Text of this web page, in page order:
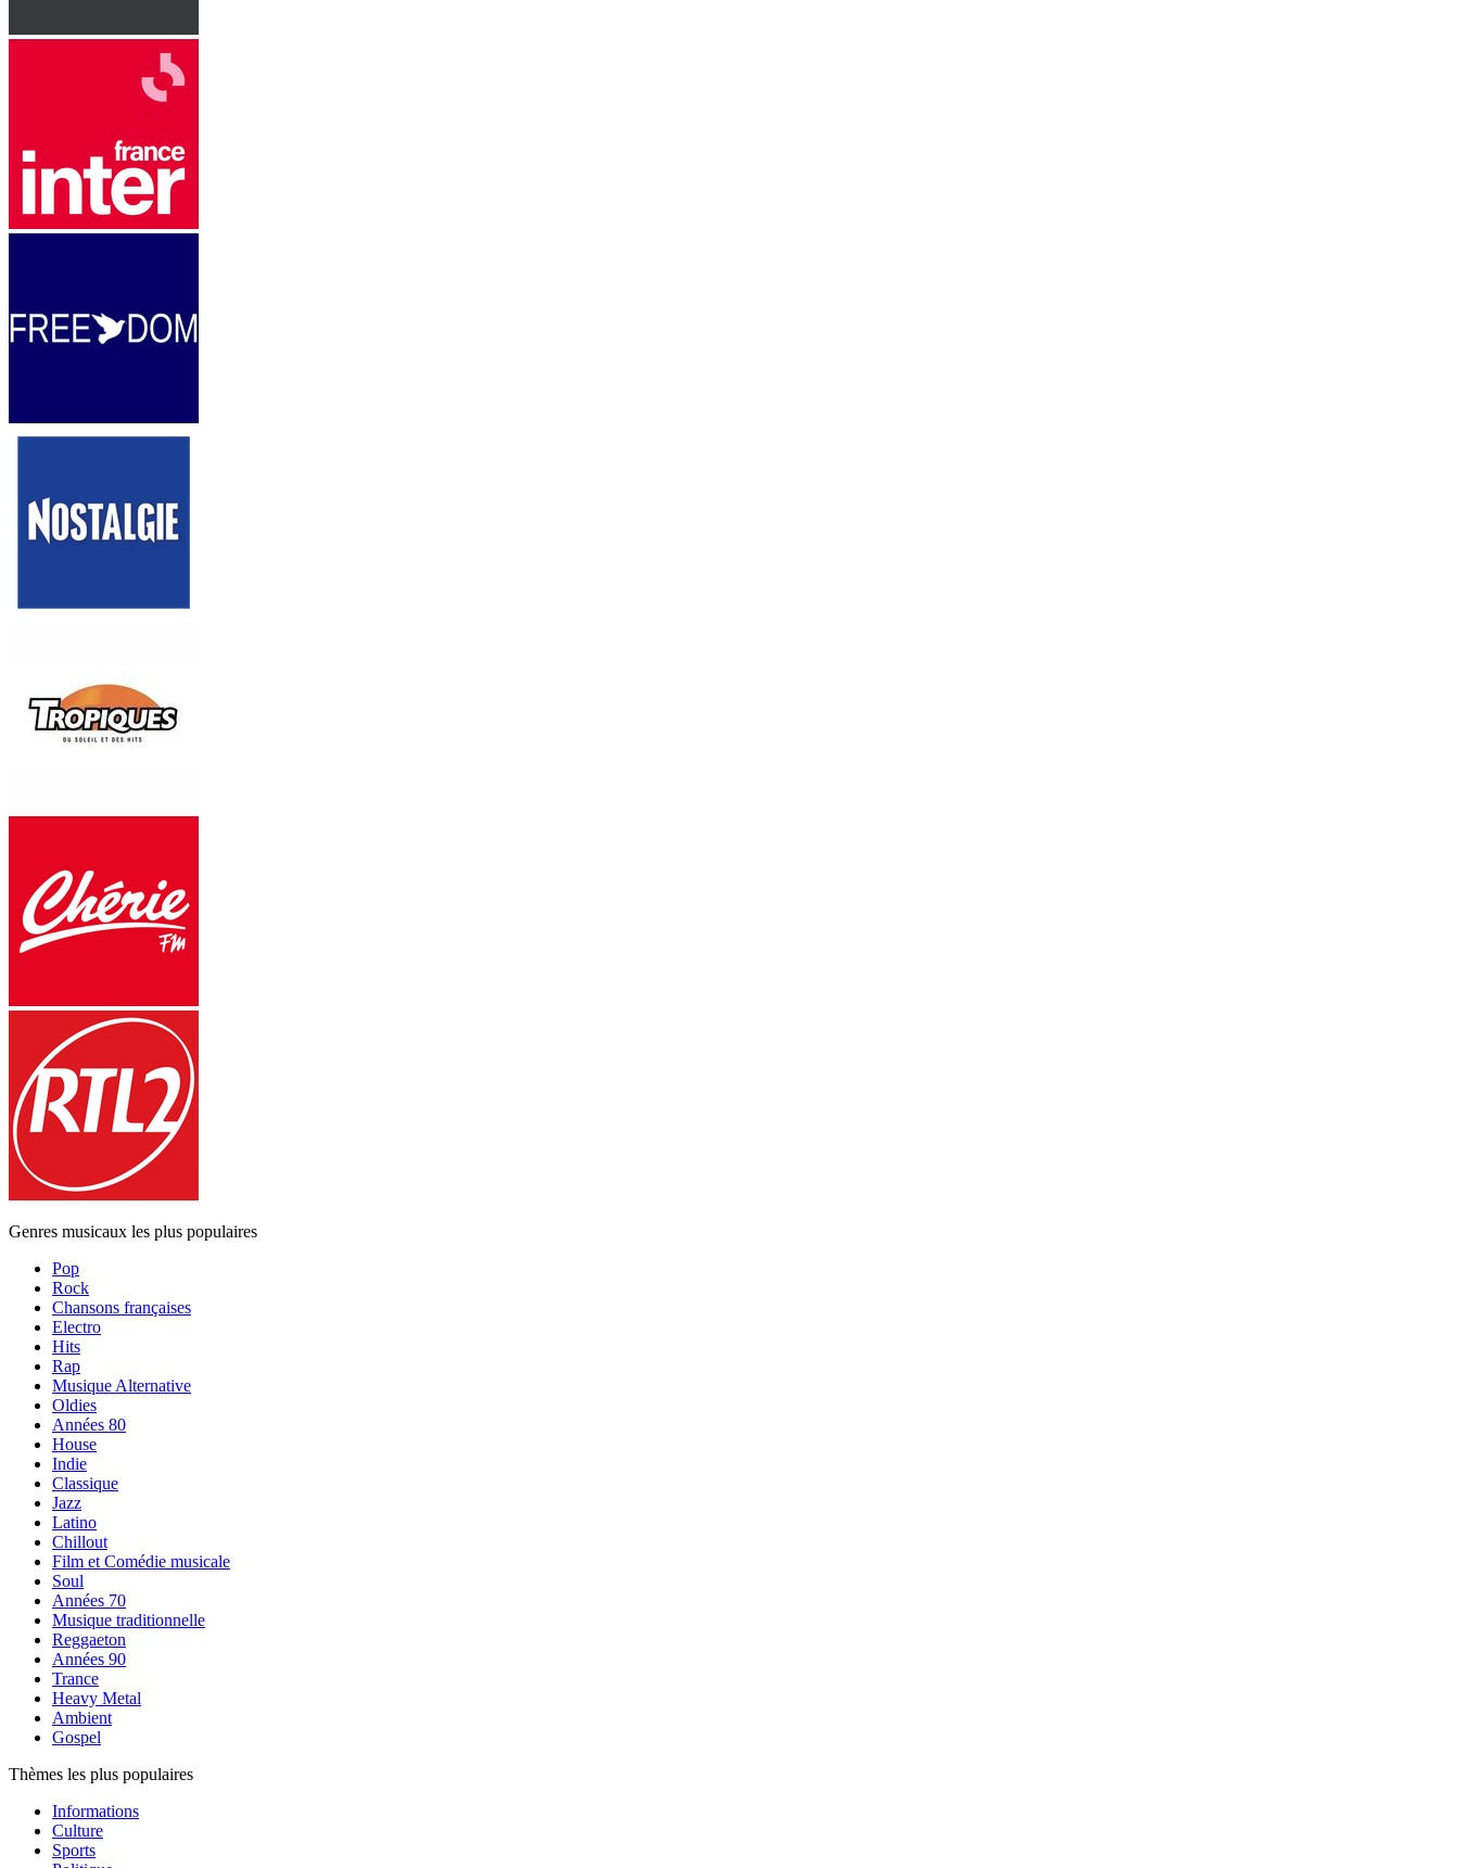
Genres musicaux les plus populaires
Pop
Rock
Chansons françaises
Electro
Hits
Rap
Musique Alternative
Oldies
Années 80
House
Indie
Classique
Jazz
Latino
Chillout
Film et Comédie musicale
Soul
Années 70
Musique traditionnelle
Reggaeton
Années 90
Trance
Heavy Metal
Ambient
Gospel
Thèmes les plus populaires
Informations
Culture
Sports